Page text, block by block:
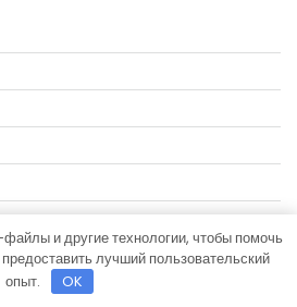
файлы и другие технологии, чтобы помочь
лучший пользовательский
опыт.
OK